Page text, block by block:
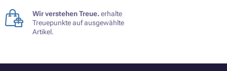
Wir verstehen Treue.erhalte
Treuepunkte auf ausgewählte
Artikel.